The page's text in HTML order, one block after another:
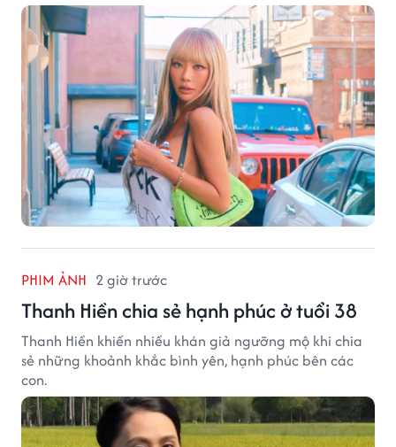
PHIM ẢNH 2 giờ trước
Thanh Hiền chia sẻ hạnh phúc ở tuổi 38
Thanh Hiền khiến nhiều khán giả ngưỡng mộ khi chia
sẻ những khoảnh khắc bình yên, hạnh phúc bên các
con.